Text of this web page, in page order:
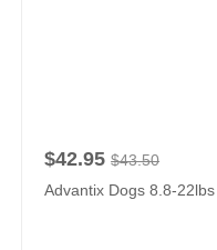
$42.95 $43.50
Advantix Dogs 8.8-